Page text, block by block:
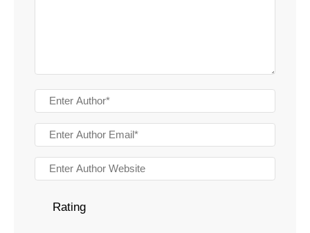
Rating